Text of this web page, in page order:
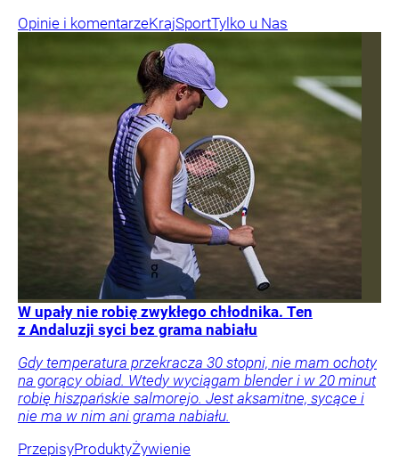
Opinie i komentarzeKrajSportTylko u Nas
W upały nie robię zwykłego chłodnika. Ten
z Andaluzji syci bez grama nabiału
Gdy temperatura przekracza 30 stopni, nie mam ochoty
na gorący obiad. Wtedy wyciągam blender i w 20 minut
robię hiszpańskie salmorejo. Jest aksamitne, sycące i
nie ma w nim ani grama nabiału.
PrzepisyProduktyŻywienie